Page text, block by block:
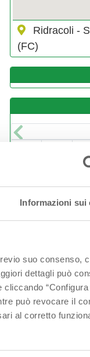
Informazioni sui
suo consenso,
dettagli può
“Configura
può revocare il
al corretto
Ridracoli -
(FC)
01
Visualizza gli
Idro
0543917912